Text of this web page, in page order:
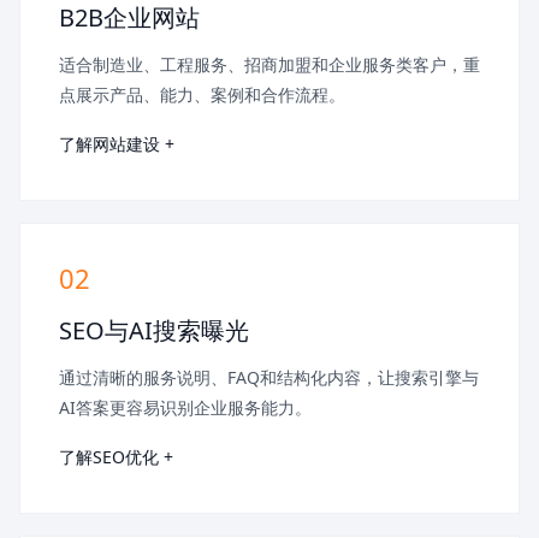
B2B企业网站
适合制造业、工程服务、招商加盟和企业服务类客户，重
点展示产品、能力、案例和合作流程。
了解网站建设 +
02
SEO与AI搜索曝光
通过清晰的服务说明、FAQ和结构化内容，让搜索引擎与
AI答案更容易识别企业服务能力。
了解SEO优化 +